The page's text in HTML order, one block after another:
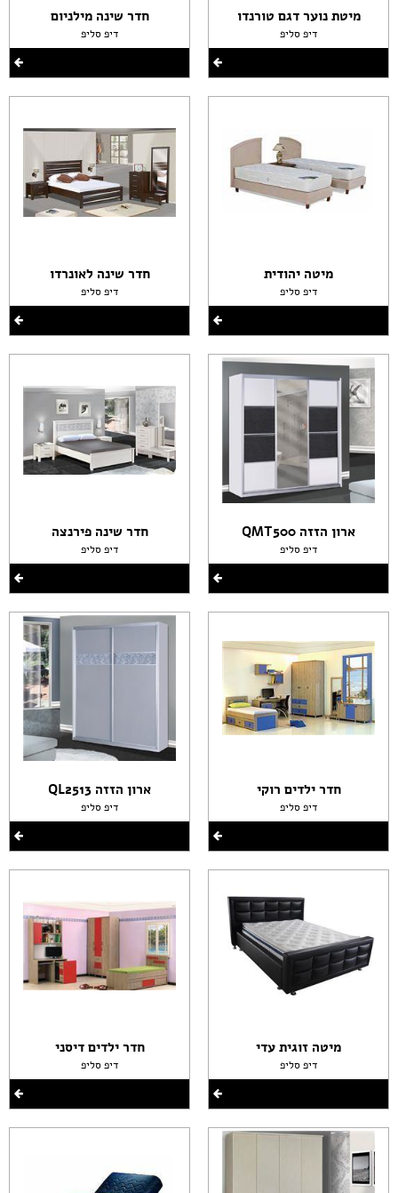
מיטת נוער דגם טורנדו
דיפ סליפ
מיטה יהודית
דיפ סליפ
חדר שינה מילניום
דיפ סליפ
חדר שינה לאונרדו
דיפ סליפ
ארון הזזה QMT500
דיפ סליפ
חדר ילדים רוקי
דיפ סליפ
מיטה זוגית עדי
דיפ סליפ
חדר שינה פירנצה
דיפ סליפ
ארון הזזה QL2513
דיפ סליפ
חדר ילדים דיסני
דיפ סליפ